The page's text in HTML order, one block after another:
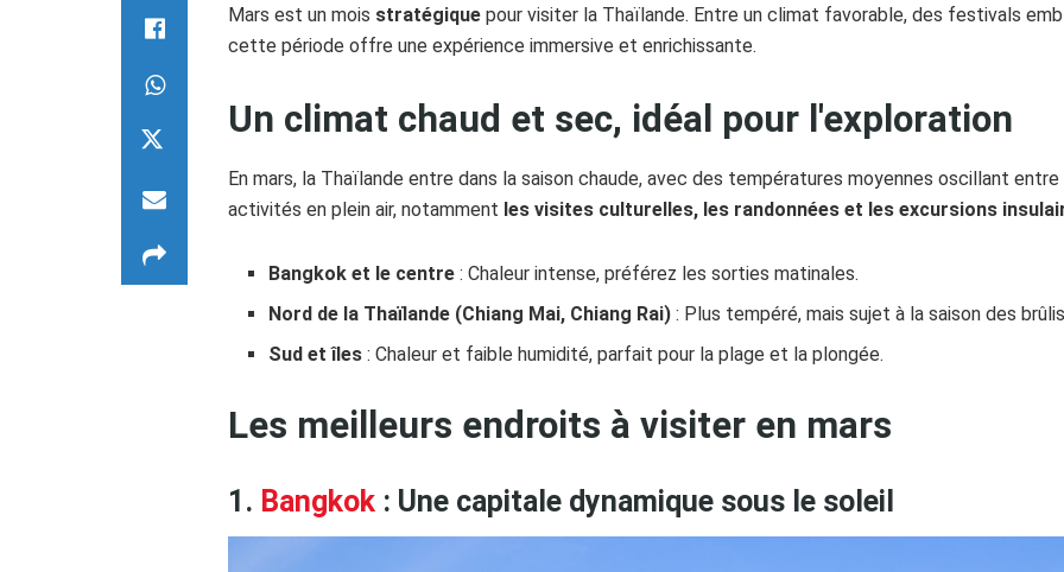
Mars est un mois stratégique pour visiter la Thaïlande. Entre un climat favorable, des festivals
cette période offre une expérience immersive et enrichissante.
Un climat chaud et sec, idéal pour l'exploration
En mars, la Thaïlande entre dans la saison chaude, avec des températures moyennes oscillant entre
activités en plein air, notamment les visites culturelles, les randonnées et les excursions
Bangkok et le centre : Chaleur intense, préférez les sorties matinales.
Nord de la Thaïlande (Chiang Mai, Chiang Rai) : Plus tempéré, mais sujet à la saison des
Sud et îles : Chaleur et faible humidité, parfait pour la plage et la plongée.
Les meilleurs endroits à visiter en mars
1. Bangkok : Une capitale dynamique sous le soleil